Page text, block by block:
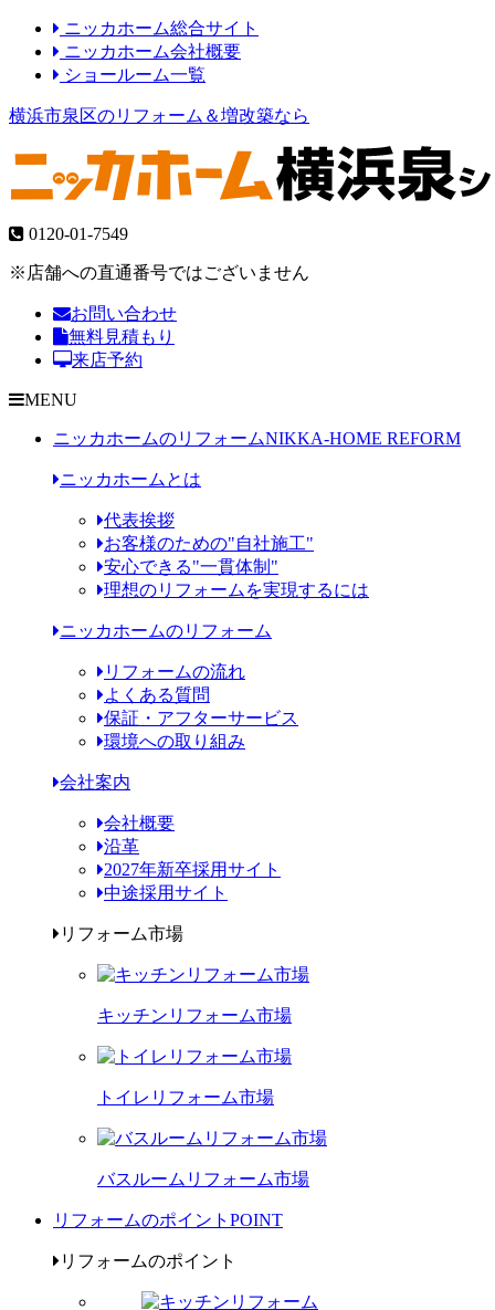
ニッカホーム総合サイト
ニッカホーム会社概要
ショールーム一覧
横浜市泉区のリフォーム＆増改築なら
0120-01-7549
※店舗への直通番号ではございません
お問い合わせ
無料見積もり
来店予約
MENU
ニッカホームのリフォームNIKKA-HOME REFORM
ニッカホームとは
代表挨拶
お客様のための"自社施工"
安心できる"一貫体制"
理想のリフォームを実現するには
ニッカホームのリフォーム
リフォームの流れ
よくある質問
保証・アフターサービス
環境への取り組み
会社案内
会社概要
沿革
2027年新卒採用サイト
中途採用サイト
リフォーム市場
キッチンリフォーム市場
トイレリフォーム市場
バスルームリフォーム市場
リフォームのポイント POINT
リフォームのポイント